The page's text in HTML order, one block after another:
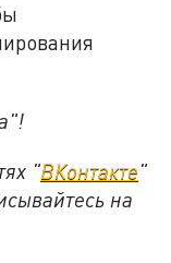
"ВКонтакте"
на